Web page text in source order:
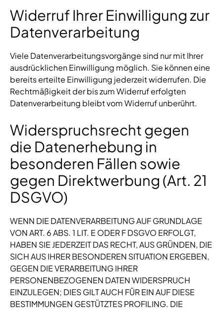
Widerruf Ihrer Einwilligung zur
Datenverarbeitung
Viele Datenverarbeitungsvorgänge sind nur mit Ihrer
ausdrücklichen Einwilligung möglich. Sie können eine
bereits erteilte Einwilligung jederzeit widerrufen. Die
Rechtmäßigkeit der bis zum Widerruf erfolgten
Datenverarbeitung bleibt vom Widerruf unberührt.
Widerspruchsrecht gegen
die Datenerhebung in
besonderen Fällen sowie
gegen Direktwerbung (Art. 21
DSGVO)
WENN DIE DATENVERARBEITUNG AUF GRUNDLAGE
VON ART. 6 ABS. 1 LIT. E ODER F DSGVO ERFOLGT,
HABEN SIE JEDERZEIT DAS RECHT, AUS GRÜNDEN, DIE
SICH AUS IHRER BESONDEREN SITUATION ERGEBEN,
GEGEN DIE VERARBEITUNG IHRER
PERSONENBEZOGENEN DATEN WIDERSPRUCH
EINZULEGEN; DIES GILT AUCH FÜR EIN AUF DIESE
BESTIMMUNGEN GESTÜTZTES PROFILING. DIE